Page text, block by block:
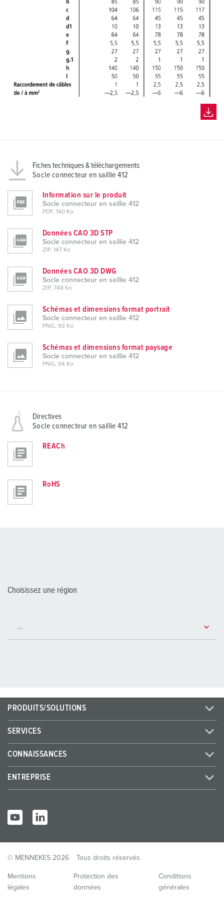
Fiches techniques & téléchargements
Socle connecteur en saillie 412
Information sur le produit
Socle connecteur en saillie 412
PDF, 140 Ko
Données CAO 3D STP
Socle connecteur en saillie 412
ZIP, 147 Ko
Données CAO 3D DWG
Socle connecteur en saillie 412
ZIP, 748 Ko
Schémas et dimensions format portrait
Socle connecteur en saillie 412
PNG, 93 Ko
Schémas et dimensions format paysage
Socle connecteur en saillie 412
PNG, 94 Ko
Directives
Socle connecteur en saillie 412
REACh
RoHS
Choisissez une région
PRODUITS/SOLUTIONS
SERVICES
CONNAISSANCES
ENTREPRISE
© MENNEKES 2026 Tous droits réservés
Mentions
légales
Protection des
données
Conditions
générales